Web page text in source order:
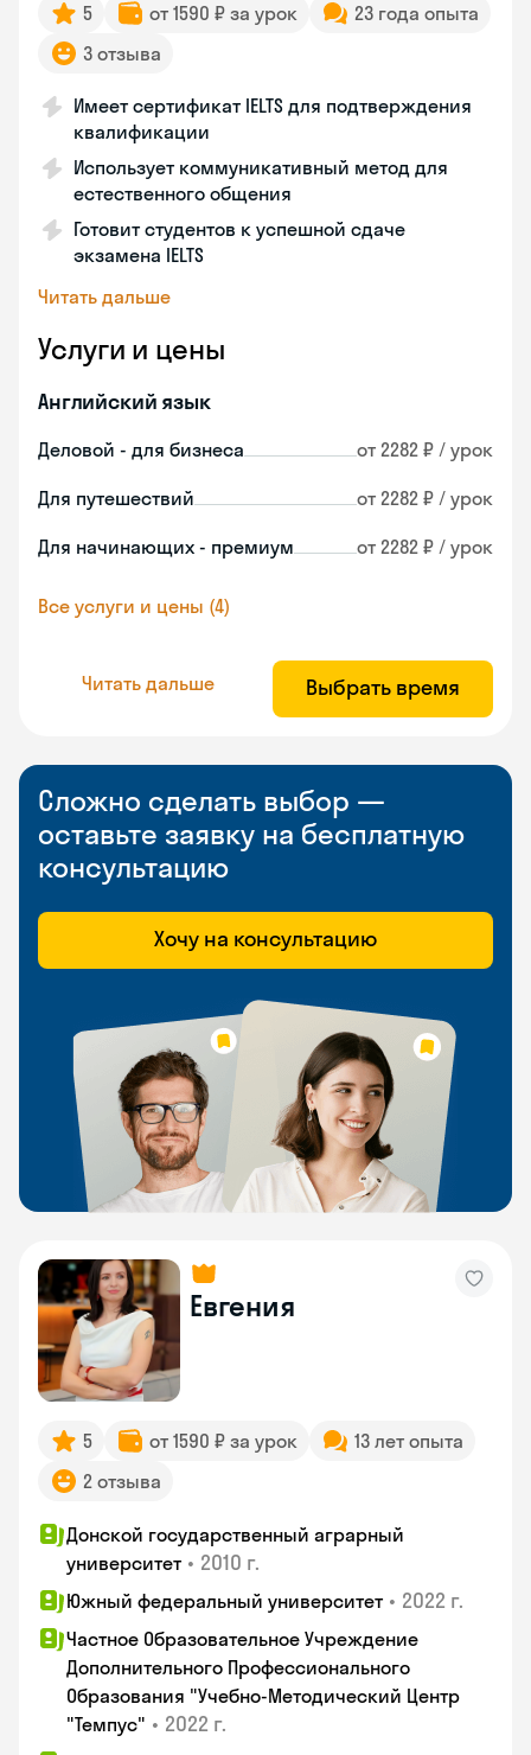
5 от 1590 ₽ за урок
23 года опыта
3 отзыва
Имеет сертификат IELTS для подтверждения
квалификации
Использует коммуникативный метод для
естественного общения
Готовит студентов к успешной сдаче
экзамена IELTS
Читать дальше
Услуги и цены
Английский язык
Деловой - для бизнеса от 2282 ₽ / урок
Для путешествий от 2282 ₽ / урок
Для начинающих - премиум от 2282 ₽ / урок
Все услуги и цены (4)
Читать дальше Выбрать время
Сложно сделать выбор —
оставьте заявку на бесплатную
консультацию
Хочу на консультацию
Евгения
5 от 1590 ₽ за урок
13 лет опыта
2 отзыва
Донской государственный аграрный
университет • 2010 г.
Южный федеральный университет • 2022 г.
Частное Образовательное Учреждение
Дополнительного Профессионального
Образования "Учебно-Методический Центр
"Темпус" • 2022 г.